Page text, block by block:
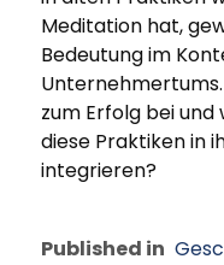
Meditation hat,
Bedeutung im
zum Erfolg bei
diese Praktiken in
integrieren?
Published in